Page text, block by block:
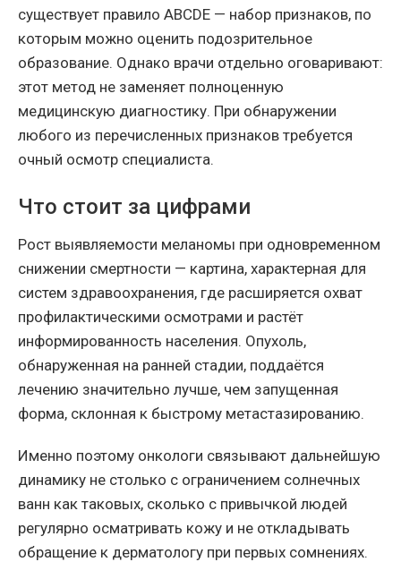
существует правило ABCDE — набор признаков, по
которым можно оценить подозрительное
образование. Однако врачи отдельно оговаривают:
этот метод не заменяет полноценную
медицинскую диагностику. При обнаружении
любого из перечисленных признаков требуется
очный осмотр специалиста.
Что стоит за цифрами
Рост выявляемости меланомы при одновременном
снижении смертности — картина, характерная для
систем здравоохранения, где расширяется охват
профилактическими осмотрами и растёт
информированность населения. Опухоль,
обнаруженная на ранней стадии, поддаётся
лечению значительно лучше, чем запущенная
форма, склонная к быстрому метастазированию.
Именно поэтому онкологи связывают дальнейшую
динамику не столько с ограничением солнечных
ванн как таковых, сколько с привычкой людей
регулярно осматривать кожу и не откладывать
обращение к дерматологу при первых сомнениях.